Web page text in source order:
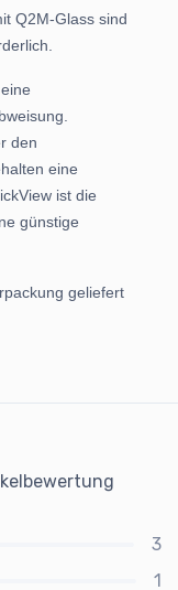
Q2M-Glass sind
den
eine
ist die
günstige
geliefert
3
1